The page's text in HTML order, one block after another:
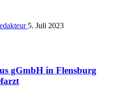
5. Juli 2023
gGmbH in Flensburg